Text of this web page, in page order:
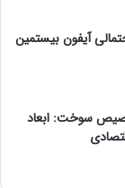
آیفون بیستمین
سوخت: ابعاد